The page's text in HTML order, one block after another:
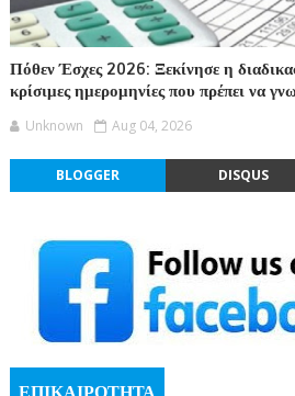
Πόθεν Έσχες 2026: Ξεκίνησε η
κρίσιμες ημερομηνίες που πρέπει να
Unknown Aug 04, 2026
BLOGGER DISQUS